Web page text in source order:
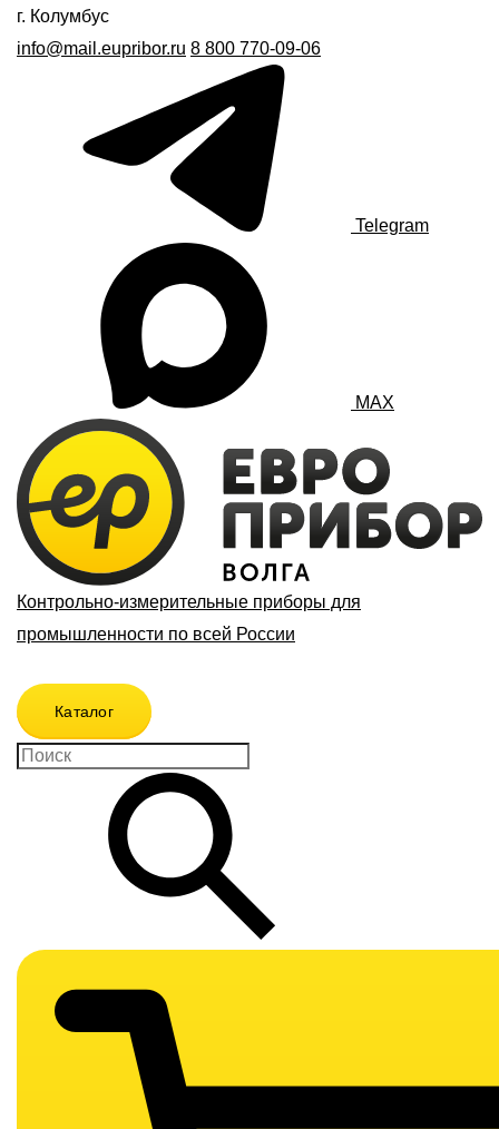
г. Колумбус
info@mail.eupribor.ru 8 800 770-09-06
Telegram
MAX
Контрольно-измерительные приборы для
промышленности по всей России
Каталог